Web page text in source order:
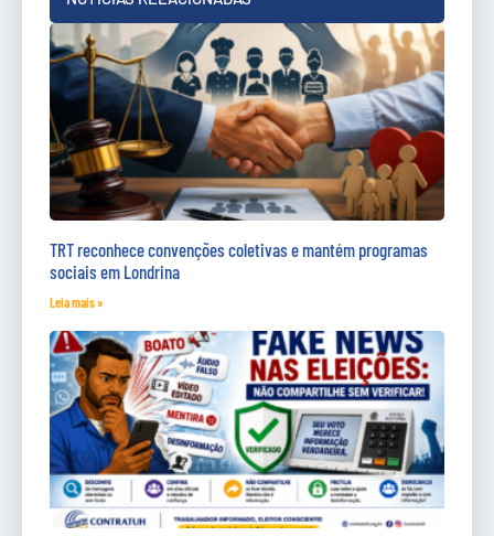
TRT reconhece convenções coletivas e mantém programas
sociais em Londrina
Leia mais »